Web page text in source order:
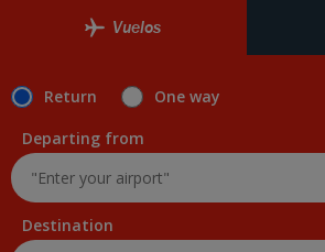
Vuelos
Return
One way
Departing from
Destination